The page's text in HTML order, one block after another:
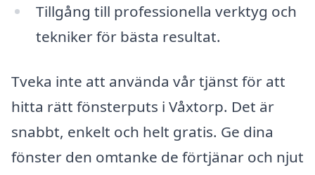
Tillgång till professionella verktyg och
tekniker för bästa resultat.
Tveka inte att använda vår tjänst för att
hitta rätt fönsterputs i Våxtorp. Det är
snabbt, enkelt och helt gratis. Ge dina
fönster den omtanke de förtjänar och njut